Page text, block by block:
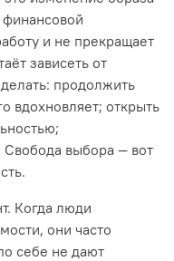
и не прекращает
зависеть от
продолжить
вдохновляет; открыть
Свобода выбора — вот
Когда люди
они часто
себе не дают